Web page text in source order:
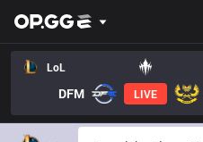
LoL
DFM LIVE